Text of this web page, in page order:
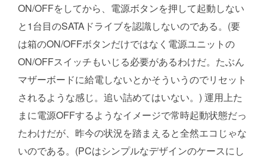
ON/OFFをしてから、電源ボタンを押して起動しない
と1台目のSATAドライブを認識しないのである。(要
は箱のON/OFFボタンだけではなく電源ユニットの
ON/OFFスイッチもいじる必要があるわけだ。たぶん
マザーボードに給電しないとかそういうのでリセット
されるような感じ。追い詰めてはいない。) 運用上た
まに電源OFFするようなイメージで常時起動状態だっ
たわけだが、昨今の状況を踏まえると全然エコじゃな
いのである。(PCはシンプルなデザインのケースにし